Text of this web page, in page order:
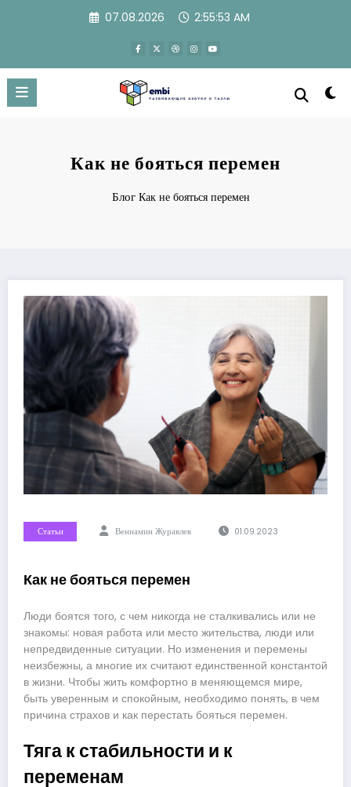
07.08.2026 2:55:54 AM
Как не бояться перемен
Блог Как не бояться перемен
Статьи Вениамин Журавлев 01.09.2023
Как не бояться перемен
Люди боятся того, с чем никогда не сталкивались или не
знакомы: новая работа или место жительства, люди или
непредвиденные ситуации. Но изменения и перемены
неизбежны, а многие их считают единственной константой
в жизни. Чтобы жить комфортно в меняющемся мире,
быть уверенным и спокойным, необходимо понять, в чем
причина страхов и как перестать бояться перемен.
Тяга к стабильности и к
переменам